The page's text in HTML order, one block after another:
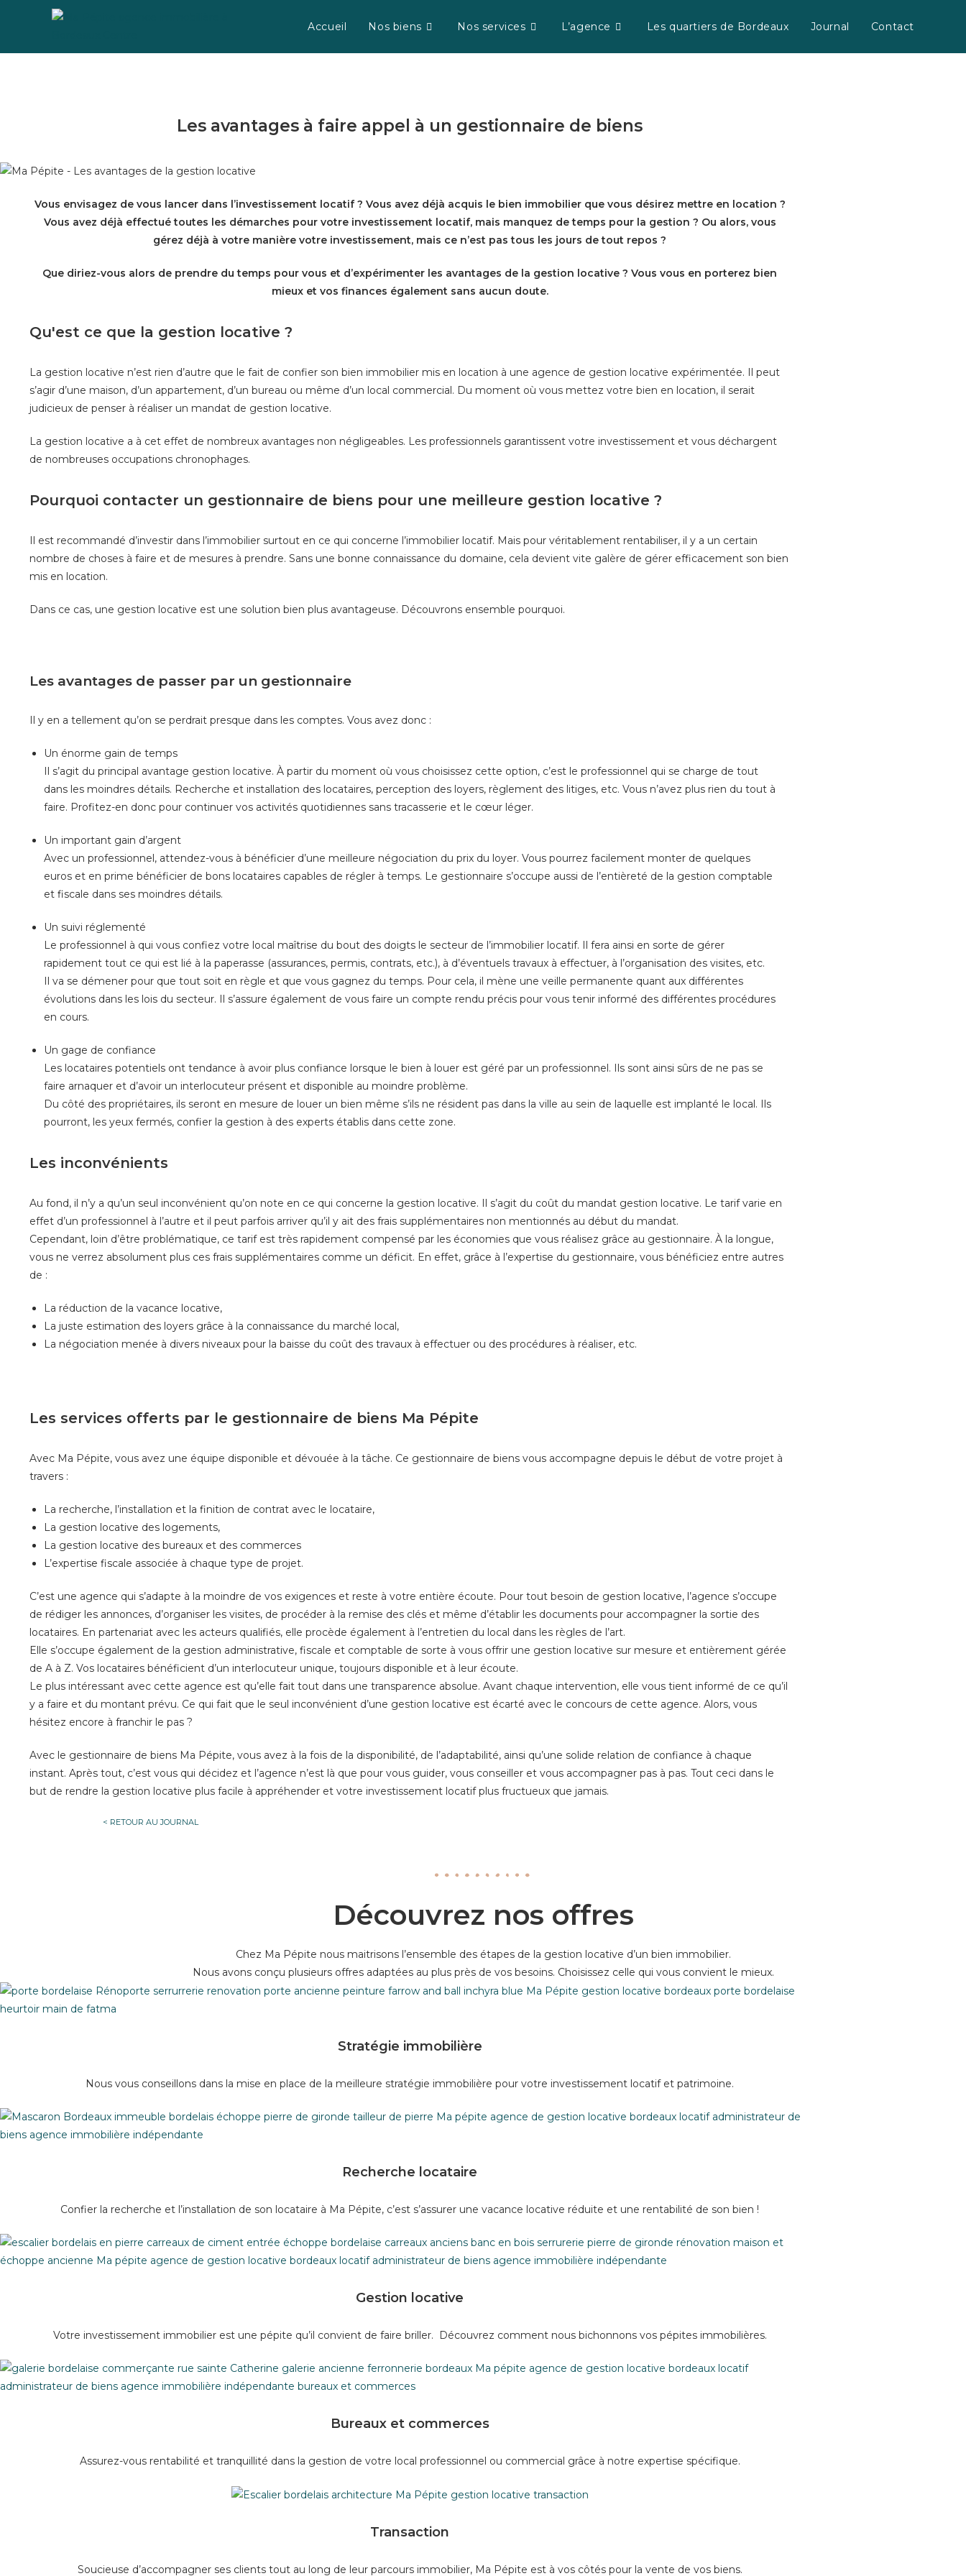
Accueil Nos biens Nos services L’agence Les quartiers de Bordeaux Journal Contact
Les avantages à faire appel à un gestionnaire de biens
Vous envisagez de vous lancer dans l’investissement locatif ? Vous avez déjà acquis le bien immobilier que vous désirez mettre en location ?
Vous avez déjà effectué toutes les démarches pour votre investissement locatif, mais manquez de temps pour la gestion ? Ou alors, vous
gérez déjà à votre manière votre investissement, mais ce n’est pas tous les jours de tout repos ?
Que diriez-vous alors de prendre du temps pour vous et d’expérimenter les avantages de la gestion locative ? Vous vous en porterez bien
mieux et vos finances également sans aucun doute.
Qu'est ce que la gestion locative ?
La gestion locative n’est rien d’autre que le fait de confier son bien immobilier mis en location à une agence de gestion locative expérimentée. Il peut
s’agir d’une maison, d’un appartement, d’un bureau ou même d’un local commercial. Du moment où vous mettez votre bien en location, il serait
judicieux de penser à réaliser un mandat de gestion locative.
La gestion locative a à cet effet de nombreux avantages non négligeables. Les professionnels garantissent votre investissement et vous déchargent
de nombreuses occupations chronophages.
Pourquoi contacter un gestionnaire de biens pour une meilleure gestion locative ?
Il est recommandé d’investir dans l’immobilier surtout en ce qui concerne l’immobilier locatif. Mais pour véritablement rentabiliser, il y a un certain
nombre de choses à faire et de mesures à prendre. Sans une bonne connaissance du domaine, cela devient vite galère de gérer efficacement son bien
mis en location.
Dans ce cas, une gestion locative est une solution bien plus avantageuse. Découvrons ensemble pourquoi.
Les avantages de passer par un gestionnaire
Il y en a tellement qu’on se perdrait presque dans les comptes. Vous avez donc :
Un énorme gain de temps
Il s’agit du principal avantage gestion locative. À partir du moment où vous choisissez cette option, c’est le professionnel qui se charge de tout
dans les moindres détails. Recherche et installation des locataires, perception des loyers, règlement des litiges, etc. Vous n’avez plus rien du tout à
faire. Profitez-en donc pour continuer vos activités quotidiennes sans tracasserie et le cœur léger.
Un important gain d’argent
Avec un professionnel, attendez-vous à bénéficier d’une meilleure négociation du prix du loyer. Vous pourrez facilement monter de quelques
euros et en prime bénéficier de bons locataires capables de régler à temps. Le gestionnaire s’occupe aussi de l’entièreté de la gestion comptable
et fiscale dans ses moindres détails.
Un suivi réglementé
Le professionnel à qui vous confiez votre local maîtrise du bout des doigts le secteur de l’immobilier locatif. Il fera ainsi en sorte de gérer
rapidement tout ce qui est lié à la paperasse (assurances, permis, contrats, etc.), à d’éventuels travaux à effectuer, à l’organisation des visites, etc.
Il va se démener pour que tout soit en règle et que vous gagnez du temps. Pour cela, il mène une veille permanente quant aux différentes
évolutions dans les lois du secteur. Il s’assure également de vous faire un compte rendu précis pour vous tenir informé des différentes procédures
en cours.
Un gage de confiance
Les locataires potentiels ont tendance à avoir plus confiance lorsque le bien à louer est géré par un professionnel. Ils sont ainsi sûrs de ne pas se
faire arnaquer et d’avoir un interlocuteur présent et disponible au moindre problème.
Du côté des propriétaires, ils seront en mesure de louer un bien même s’ils ne résident pas dans la ville au sein de laquelle est implanté le local. Ils
pourront, les yeux fermés, confier la gestion à des experts établis dans cette zone.
Les inconvénients
Au fond, il n’y a qu’un seul inconvénient qu’on note en ce qui concerne la gestion locative. Il s’agit du coût du mandat gestion locative. Le tarif varie en
effet d’un professionnel à l’autre et il peut parfois arriver qu’il y ait des frais supplémentaires non mentionnés au début du mandat.
Cependant, loin d’être problématique, ce tarif est très rapidement compensé par les économies que vous réalisez grâce au gestionnaire. À la longue,
vous ne verrez absolument plus ces frais supplémentaires comme un déficit. En effet, grâce à l’expertise du gestionnaire, vous bénéficiez entre autres
de :
La réduction de la vacance locative,
La juste estimation des loyers grâce à la connaissance du marché local,
La négociation menée à divers niveaux pour la baisse du coût des travaux à effectuer ou des procédures à réaliser, etc.
Les services offerts par le gestionnaire de biens Ma Pépite
Avec Ma Pépite, vous avez une équipe disponible et dévouée à la tâche. Ce gestionnaire de biens vous accompagne depuis le début de votre projet à
travers :
La recherche, l’installation et la finition de contrat avec le locataire,
La gestion locative des logements,
La gestion locative des bureaux et des commerces
L’expertise fiscale associée à chaque type de projet.
C’est une agence qui s’adapte à la moindre de vos exigences et reste à votre entière écoute. Pour tout besoin de gestion locative, l’agence s’occupe
de rédiger les annonces, d’organiser les visites, de procéder à la remise des clés et même d’établir les documents pour accompagner la sortie des
locataires. En partenariat avec les acteurs qualifiés, elle procède également à l’entretien du local dans les règles de l’art.
Elle s’occupe également de la gestion administrative, fiscale et comptable de sorte à vous offrir une gestion locative sur mesure et entièrement gérée
de A à Z. Vos locataires bénéficient d’un interlocuteur unique, toujours disponible et à leur écoute.
Le plus intéressant avec cette agence est qu’elle fait tout dans une transparence absolue. Avant chaque intervention, elle vous tient informé de ce qu’il
y a faire et du montant prévu. Ce qui fait que le seul inconvénient d’une gestion locative est écarté avec le concours de cette agence. Alors, vous
hésitez encore à franchir le pas ?
Avec le gestionnaire de biens Ma Pépite, vous avez à la fois de la disponibilité, de l’adaptabilité, ainsi qu’une solide relation de confiance à chaque
instant. Après tout, c’est vous qui décidez et l’agence n’est là que pour vous guider, vous conseiller et vous accompagner pas à pas. Tout ceci dans le
but de rendre la gestion locative plus facile à appréhender et votre investissement locatif plus fructueux que jamais.
< RETOUR AU JOURNAL
Découvrez nos offres
Chez Ma Pépite nous maitrisons l’ensemble des étapes de la gestion locative d’un bien immobilier.
Nous avons conçu plusieurs offres adaptées au plus près de vos besoins. Choisissez celle qui vous convient le mieux.
Stratégie immobilière
Nous vous conseillons dans la mise en place de la meilleure stratégie immobilière pour votre investissement locatif et patrimoine.
Recherche locataire
Confier la recherche et l’installation de son locataire à Ma Pépite, c’est s’assurer une vacance locative réduite et une rentabilité de son bien !
Gestion locative
Votre investissement immobilier est une pépite qu’il convient de faire briller. Découvrez comment nous bichonnons vos pépites immobilières.
Bureaux et commerces
Assurez-vous rentabilité et tranquillité dans la gestion de votre local professionnel ou commercial grâce à notre expertise spécifique.
Transaction
Soucieuse d’accompagner ses clients tout au long de leur parcours immobilier, Ma Pépite est à vos côtés pour la vente de vos biens.